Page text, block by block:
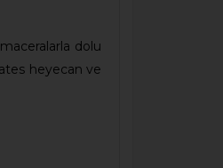
dolu
heyecan ve